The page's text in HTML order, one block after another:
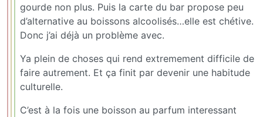
gourde non plus. Puis la carte du bar propose peu
d’alternative au boissons alcoolisés…elle est chétive.
Donc j’ai déjà un problème avec.
Ya plein de choses qui rend extremement difficile de
faire autrement. Et ça finit par devenir une habitude
culturelle.
C’est à la fois une boisson au parfum interessant